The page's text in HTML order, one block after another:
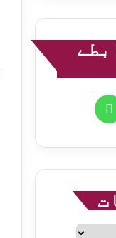
WhatsApp